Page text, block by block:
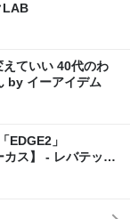
LAB
ていい 40代のわ
by イーアイデム
EDGE2」
カス】 - レバテック